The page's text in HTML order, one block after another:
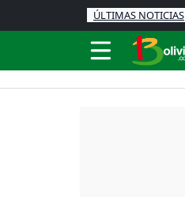
ÚLTIMAS NOTICIAS